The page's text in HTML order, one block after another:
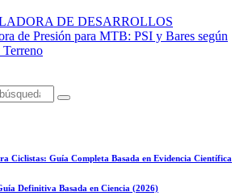
DE DESARROLLOS
de Presión para MTB: PSI y Bares según
Terreno
Ciclistas: Guía Completa Basada en Evidencia Científica
Definitiva Basada en Ciencia (2026)